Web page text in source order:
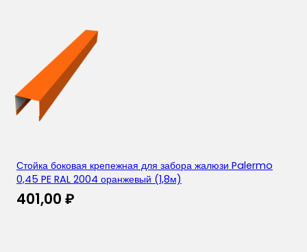
Стойка боковая крепежная для забора жалюзи Palermo
0,45 PE RAL 2004 оранжевый (1,8м)
401,00 ₽